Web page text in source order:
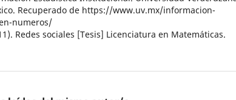
Recuperado de https://www.uv.mx/informacion-
numeros/
Redes sociales [Tesis] Licenciatura en Matemáticas.